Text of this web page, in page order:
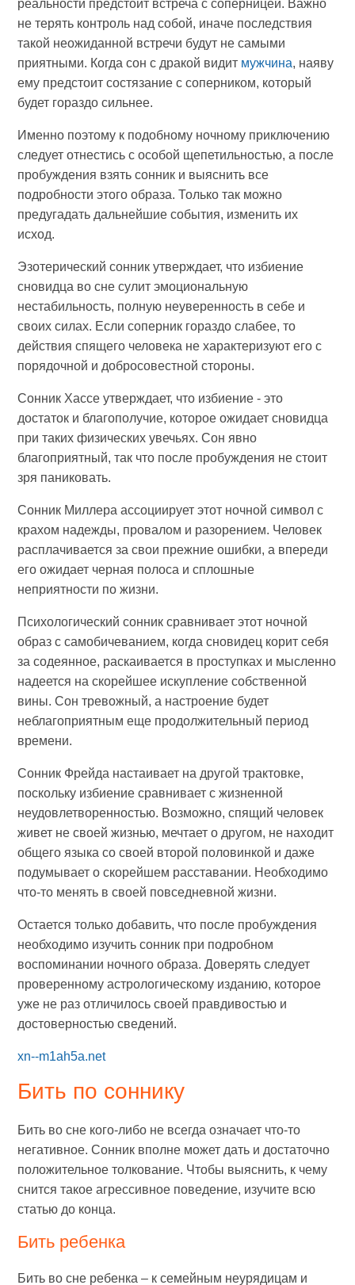
реальности предстоит встреча с соперницей. Важно
не терять контроль над собой, иначе последствия
такой неожиданной встречи будут не самыми
приятными. Когда сон с дракой видит мужчина, наяву
ему предстоит состязание с соперником, который
будет гораздо сильнее.
Именно поэтому к подобному ночному приключению
следует отнестись с особой щепетильностью, а после
пробуждения взять сонник и выяснить все
подробности этого образа. Только так можно
предугадать дальнейшие события, изменить их
исход.
Эзотерический сонник утверждает, что избиение
сновидца во сне сулит эмоциональную
нестабильность, полную неуверенность в себе и
своих силах. Если соперник гораздо слабее, то
действия спящего человека не характеризуют его с
порядочной и добросовестной стороны.
Сонник Хассе утверждает, что избиение - это
достаток и благополучие, которое ожидает сновидца
при таких физических увечьях. Сон явно
благоприятный, так что после пробуждения не стоит
зря паниковать.
Сонник Миллера ассоциирует этот ночной символ с
крахом надежды, провалом и разорением. Человек
расплачивается за свои прежние ошибки, а впереди
его ожидает черная полоса и сплошные
неприятности по жизни.
Психологический сонник сравнивает этот ночной
образ с самобичеванием, когда сновидец корит себя
за содеянное, раскаивается в проступках и мысленно
надеется на скорейшее искупление собственной
вины. Сон тревожный, а настроение будет
неблагоприятным еще продолжительный период
времени.
Сонник Фрейда настаивает на другой трактовке,
поскольку избиение сравнивает с жизненной
неудовлетворенностью. Возможно, спящий человек
живет не своей жизнью, мечтает о другом, не находит
общего языка со своей второй половинкой и даже
подумывает о скорейшем расставании. Необходимо
что-то менять в своей повседневной жизни.
Остается только добавить, что после пробуждения
необходимо изучить сонник при подробном
воспоминании ночного образа. Доверять следует
проверенному астрологическому изданию, которое
уже не раз отличилось своей правдивостью и
достоверностью сведений.
xn--m1ah5a.net
Бить по соннику
Бить во сне кого-либо не всегда означает что-то
негативное. Сонник вполне может дать и достаточно
положительное толкование. Чтобы выяснить, к чему
снится такое агрессивное поведение, изучите всю
статью до конца.
Бить ребенка
Бить во сне ребенка – к семейным неурядицам и